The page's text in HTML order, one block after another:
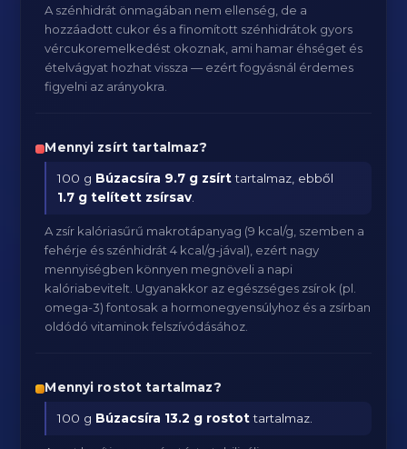
A szénhidrát önmagában nem ellenség, de a
hozzáadott cukor és a finomított szénhidrátok gyors
vércukoremelkedést okoznak, ami hamar éhséget és
ételvágyat hozhat vissza — ezért fogyásnál érdemes
figyelni az arányokra.
Mennyi zsírt tartalmaz?
100 g Búzacsíra 9.7 g zsírttartalmaz, ebből
1.7 g telített zsírsav
A zsír kalóriasűrű makrotápanyag (9 kcal/g, szemben a
fehérje és szénhidrát 4 kcal/g-jával), ezért nagy
mennyiségben könnyen megnöveli a napi
kalóriabevitelt. Ugyanakkor az egészséges zsírok (pl.
omega-3) fontosak a hormonegyensúlyhoz és a zsírban
oldódó vitaminok felszívódásához.
Mennyi rostot tartalmaz?
100 g Búzacsíra 13.2 g rostottartalmaz.